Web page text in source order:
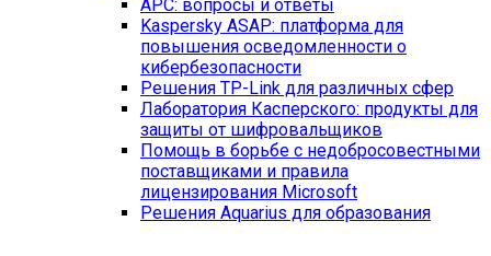
APC: вопросы и ответы
Kaspersky ASAP: платформа для
повышения осведомленности о
кибербезопасности
Решения TP-Link для различных сфер
Лаборатория Касперского: продукты для
защиты от шифровальщиков
Помощь в борьбе с недобросовестными
поставщиками и правила
лицензирования Microsoft
Решения Aquarius для образования